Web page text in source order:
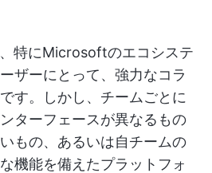
特にMicrosoftのエコシステ
ザーにとって、強力なコラ
す。しかし、チームごとに
ターフェースが異なるもの
もの、あるいは自チームの
機能を備えたプラットフォ